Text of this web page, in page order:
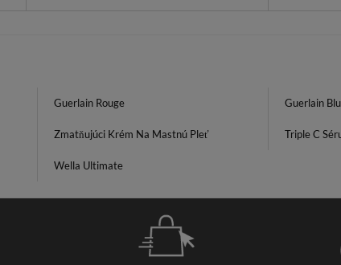
Guerlain Rouge Guerlain
Zmatňujúci Krém Na Mastnú Pleť Triple C
Wella Ultimate